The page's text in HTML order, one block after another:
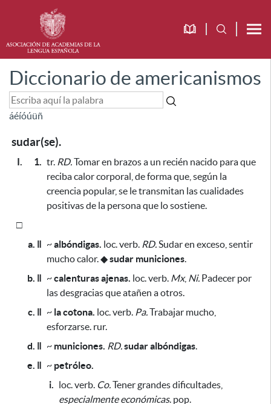
Diccionario de americanismos
áéíóúüñ
sudar(se).
I. 1. tr. RD.Tomar en brazos a un recién nacido para que
reciba calor corporal, de forma que, según la
creencia popular, se le transmitan las cualidades
positivas de la persona que lo sostiene.
□
a. ǁ ~albóndigas. loc. verb. RD.Sudar en exceso, sentir
mucho calor.◆sudar municiones.
b. ǁ ~calenturas ajenas. loc. verb. Mx, Ni. Padecer por
las desgracias que atañen a otros.
c. ǁ ~ la cotona. loc. verb. Pa.Trabajar mucho,
esforzarse. rur.
d. ǁ ~ municiones. RD.sudar albóndigas.
e. ǁ ~ petróleo.
i. loc. verb. Co.Tener grandes dificultades,
especialmente económicas. pop.